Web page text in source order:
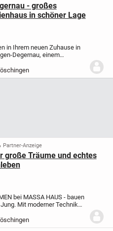
- großes
in schöner Lage
in Ihrem neuen Zuhause in
Degernau, einem
Gelegenheit bietet, Ihren
zu verwirklichen. Diese
Partner-Anzeige
große Träume und echtes
bei MASSA HAUS - bauen
Mit moderner Technik
Haus wahr werden. Mit dem
MASSA HAUS starten wir